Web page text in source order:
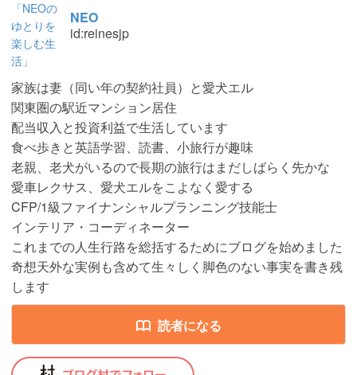
NEO
id:reinesjp
家族は妻（同い年の契約社員）と愛犬エル
関東圏の駅近マンション居住
配当収入と投資利益で生活しています
食べ歩きと英語学習、読書、小旅行が趣味
老親、老犬がいるので長期の旅行はまだしばらく先かな
愛車レクサス、愛犬エルをこよなく愛する
CFP/1級ファイナンシャルプランニング技能士
インテリア・コーディネーター
これまでの人生行路を総括するためにブログを始めました
奇想天外な実例も含めて生々しく脚色のない事実を書き残
します
読者になる